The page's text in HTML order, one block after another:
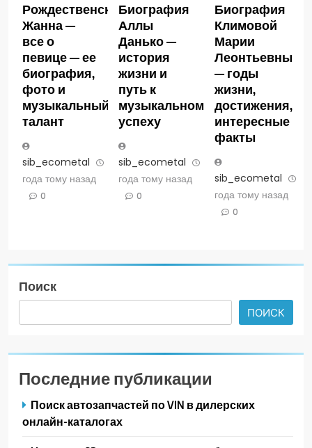
Рождественская
Жанна —
все о
певице — ее
биография,
фото и
музыкальный
талант
sib_ecometal
года тому назад
0
Биография
Аллы
Данько —
история
жизни и
путь к
музыкальному
успеху
sib_ecometal
года тому назад
0
Биография
Климовой
Марии
Леонтьевны
— годы
жизни,
достижения,
интересные
факты
sib_ecometal
года тому назад
0
Поиск
ПОИСК
Последние публикации
Поиск автозапчастей по VIN в дилерских
онлайн-каталогах